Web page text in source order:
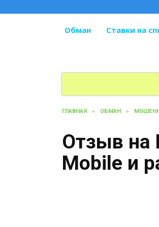
Обман Ставки на
ГЛАВНАЯ » ОБМАН »
Отзыв на
Mobile и